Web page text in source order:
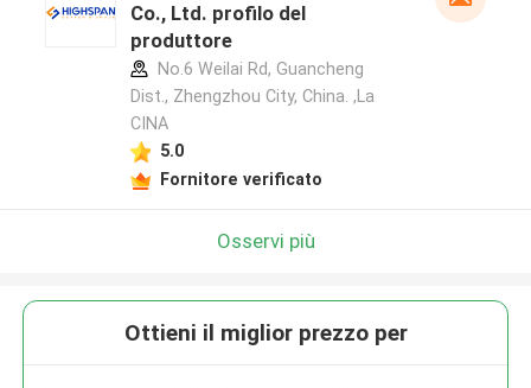
Co., Ltd. profilo del
produttore
No.6 Weilai Rd, Guancheng
Dist., Zhengzhou City, China. ,La
CINA
5.0
Fornitore verificato
Osservi più
Ottieni il miglior prezzo per